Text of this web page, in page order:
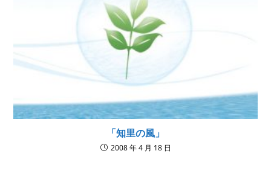
「知里の風」
2008 年 4 月 18 日